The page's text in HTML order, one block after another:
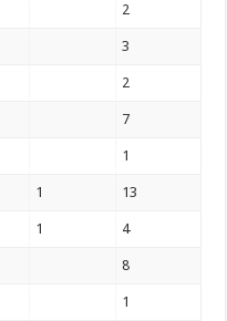
2
3
2
7
1
1 13
1 4
8
1